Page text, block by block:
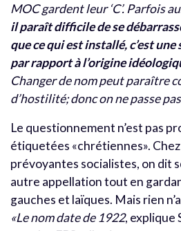
MOC gardent leur ‘C’. Parfois
il paraît difficile de se
que ce qui est installé, c’est
par rapport à l’origine
Changer de nom peut paraître
d’hostilité; donc on ne passe pas
Le questionnement n’est pas
étiquetées «chrétiennes». Chez
prévoyantes socialistes, on dit
autre appellation tout en
gauches et laïques. Mais rien
«Le nom date de 1922, explique